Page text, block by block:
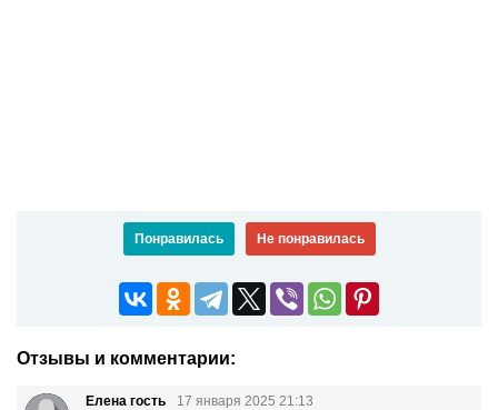
Понравилась Не понравилась
Отзывы и комментарии:
Елена гость
17 января 2025 21:13